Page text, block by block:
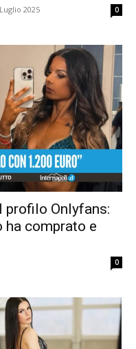
2025 0
profilo Onlyfans:
ha comprato e
0